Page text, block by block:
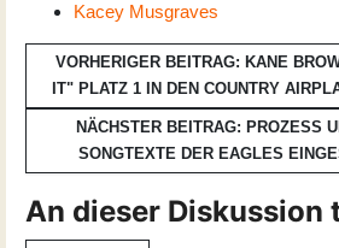
Kacey Musgraves
VORHERIGER BEITRAG: KANE
IT" PLATZ 1 IN DEN COUNTRY
NÄCHSTER BEITRAG: PROZESS
SONGTEXTE DER EAGLES
An dieser Diskussion